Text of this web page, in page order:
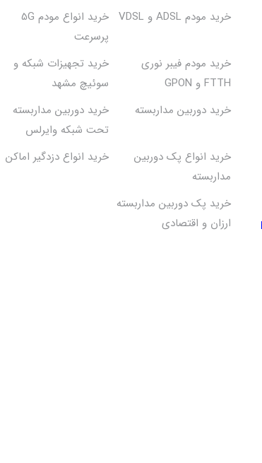
خرید مودم ADSL و VDSL
خرید انواع مودم 5G
پرسرعت
خرید مودم فیبر نوری
FTTH و GPON
خرید تجهیزات شبکه و
سوئیچ مشهد
خرید دوربین مداربسته
خرید دوربین مداربسته
تحت شبکه وایرلس
خرید انواع پک دوربین
مداربسته
خرید انواع دزدگیر اماکن
خرید پک دوربین مداربسته
ارزان و اقتصادی